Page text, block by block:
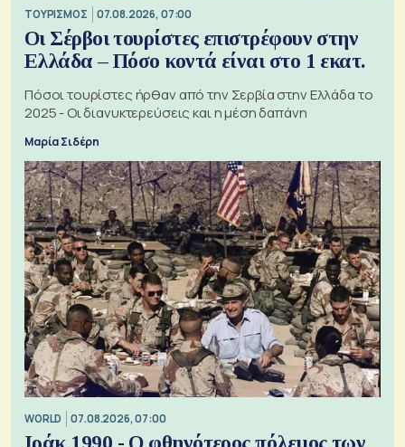
ΤΟΥΡΙΣΜΟΣ 07.08.2026, 07:00
Οι Σέρβοι τουρίστες επιστρέφουν στην
Ελλάδα – Πόσο κοντά είναι στο 1 εκατ.
Πόσοι τουρίστες ήρθαν από την Σερβία στην Ελλάδα το
2025 - Οι διανυκτερεύσεις και η μέση δαπάνη
Μαρία Σιδέρη
WORLD 07.08.2026, 07:00